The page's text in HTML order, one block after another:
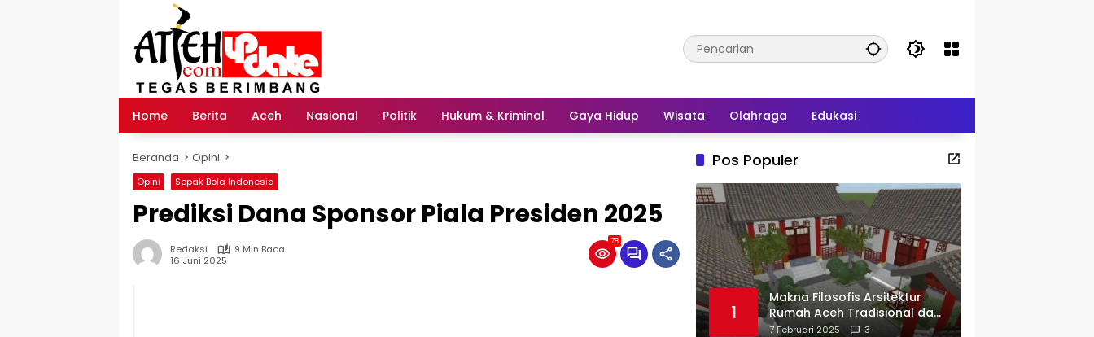
Home Berita Aceh Nasional Politik Hukum & Kriminal Gaya Hidup Wisata Olahraga Edukasi
Beranda Opini
Opini Sepak Bola Indonesia
Prediksi Dana Sponsor Piala Presiden 2025
Redaksi
9 Min Baca
16 Juni 2025
78
Pos Populer
1
Makna Filosofis Arsitektur
Rumah Aceh Tradisional dan
Sejarah Perkembangannya
7 Februari 2025 3